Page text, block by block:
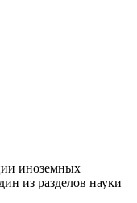
иноземных
из разделов науки